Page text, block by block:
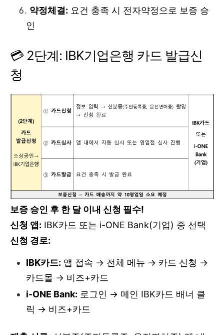
약정체결: 요건 충족 시 전자약정으로 보증 승
인
💳 2단계: IBK기업은행 카드 발급신
청
보증 승인 후 한 달 이내 신청 필수!
신청 앱: IBK카드 또는 i-ONE Bank(기업) 중 선택
신청 경로:
IBK카드: 앱 접속 → 전체 메뉴 → 카드 신청 →
카드몰 → 비즈+카드
i-ONE Bank: 로그인 → 메인 IBK카드 배너 클
릭 → 비즈+카드